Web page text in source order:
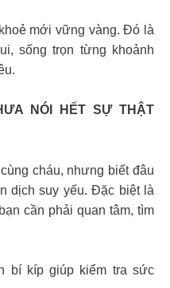
mới vững vàng. Đó là
sống trọn từng khoảnh
NÓI HẾT SỰ THẬT
cháu, nhưng biết đâu
dịch suy yếu. Đặc biệt là
cần phải quan tâm, tìm
bí kíp giúp kiểm tra sức